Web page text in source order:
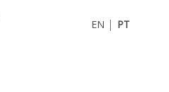
EN | PT